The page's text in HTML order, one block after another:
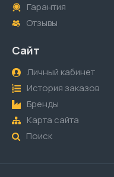
Гарантия
Отзывы
Сайт
Личный кабинет
История заказов
Бренды
Карта сайта
Поиск